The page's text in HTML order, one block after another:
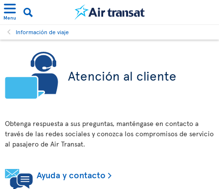
Menu
Información de viaje
Atención al cliente
Obtenga respuesta a sus preguntas, manténgase en contacto a
través de las redes sociales y conozca los compromisos de servicio
al pasajero de Air Transat.
Ayuda y contacto